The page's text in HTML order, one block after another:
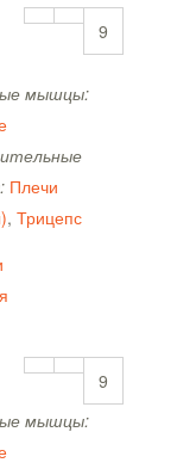
9
мышцы:
Плечи
,Трицепс
9
мышцы: